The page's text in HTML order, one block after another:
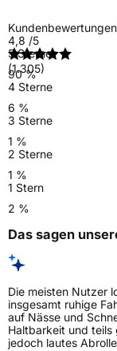
Kundenbewertungen
4,8 /5
(1.305)
5 Sterne
90 %
4 Sterne
6 %
3 Sterne
1 %
2 Sterne
1 %
1 Stern
2 %
Das sagen
Die meisten Nutzer
insgesamt ruhige
auf Nässe und
Haltbarkeit und teils
jedoch lautes